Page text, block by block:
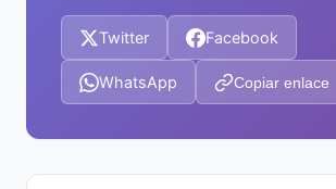
Twitter Facebook
WhatsApp Copiar enlace